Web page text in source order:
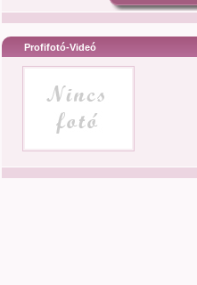
Profifotó-Videó